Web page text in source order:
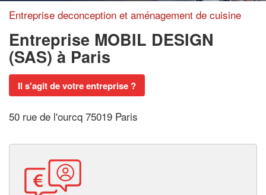
Entreprise deconception et aménagement de cuisine
Entreprise MOBIL DESIGN
(SAS)à Paris
Il s'agit de votre entreprise ?
50 rue de l'ourcq 75019 Paris